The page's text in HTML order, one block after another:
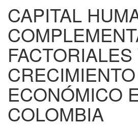
CAPITAL
FACTORIALES
CRECIMIENTO
ECONÓMICO
COLOMBIA